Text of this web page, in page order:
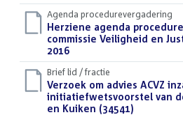
Agenda procedurevergadering
Download
bestand:
Herziene agenda
commissie Veiligheid en
2016(PDF)
Brief lid / fractie
Download
bestand:
Verzoek om advies ACVZ
initiatiefwetsvoorstel van
en Kuiken (34541)